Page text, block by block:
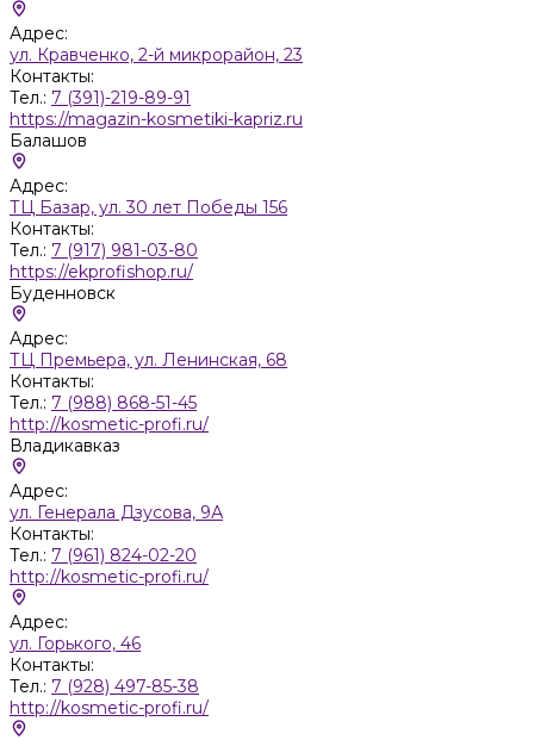
Адрес:
ул. Кравченко, 2-й микрорайон, 23
Контакты:
Тел.: 7 (391)-219-89-91
https://magazin-kosmetiki-kapriz.ru
Балашов
Адрес:
ТЦ Базар, ул. 30 лет Победы 156
Контакты:
Тел.: 7 (917) 981-03-80
https://ekprofishop.ru/
Буденновск
Адрес:
ТЦ Премьера, ул. Ленинская, 68
Контакты:
Тел.: 7 (988) 868-51-45
http://kosmetic-profi.ru/
Владикавказ
Адрес:
ул. Генерала Дзусова, 9А
Контакты:
Тел.: 7 (961) 824-02-20
http://kosmetic-profi.ru/
Адрес:
ул. Горького, 46
Контакты:
Тел.: 7 (928) 497-85-38
http://kosmetic-profi.ru/